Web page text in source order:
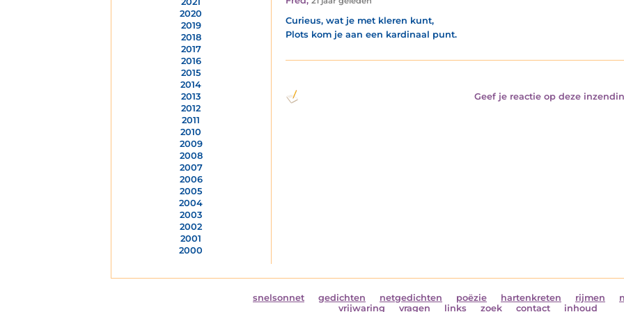
2020
2019
2018
2017
2016
2015
2014
2013
2012
2011
2010
2009
2008
2007
2006
2005
2004
2003
2002
2001
2000
Curieus, wat je met kleren kunt,
Plots kom je aan een kardinaal punt.
Geef je reactie op deze
snelsonnet gedichten netgedichten poëzie hartenkreten rijmen
vrijwaring
vragen links zoek contact inhoud